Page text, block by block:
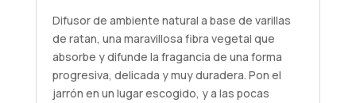
Difusor de ambiente natural a base de varillas
de ratan, una maravillosa fibra vegetal que
absorbe y difunde la fragancia de una forma
progresiva, delicada y muy duradera. Pon el
jarrón en un lugar escogido, y a las pocas